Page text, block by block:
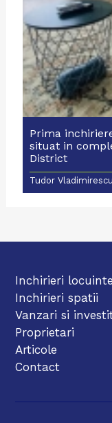
Prima
situat in
District
Tudor Vladimirescu
Inchirieri locuinte
Inchirieri spatii
Vanzari si
Proprietari
Articole
Contact